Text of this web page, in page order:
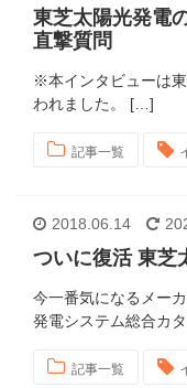
東芝太陽光発電
直撃質問
※本インタビューは
われました。 […]
記事一覧
2018.06.14
ついに復活 東芝
今一番気になるメー
発電システム総合カ
記事一覧